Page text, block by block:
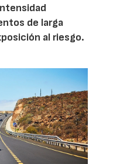
de larga
al riesgo.